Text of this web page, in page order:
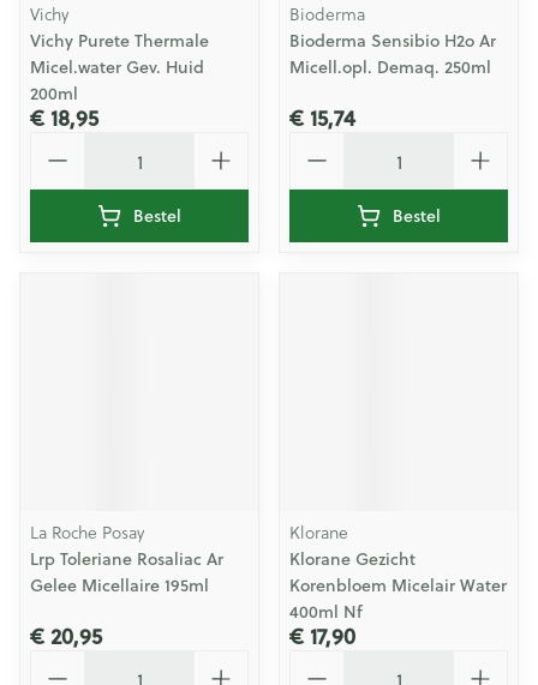
Vichy
Vichy Purete Thermale
Micel.water Gev. Huid
200ml
€ 18,95
Bestel
Bioderma
Bioderma Sensibio H2o Ar
Micell.opl. Demaq. 250ml
€ 15,74
Bestel
La Roche Posay
Lrp Toleriane Rosaliac Ar
Gelee Micellaire 195ml
€ 20,95
Klorane
Klorane Gezicht
Korenbloem Micelair Water
400ml Nf
€ 17,90